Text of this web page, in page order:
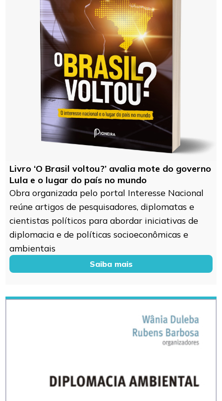
Livro ‘O Brasil voltou?’ avalia mote do governo
Lula e o lugar do país no mundo
Obra organizada pelo portal Interesse Nacional
reúne artigos de pesquisadores, diplomatas e
cientistas políticos para abordar iniciativas de
diplomacia e de políticas socioeconômicas e
ambientais
Saiba mais